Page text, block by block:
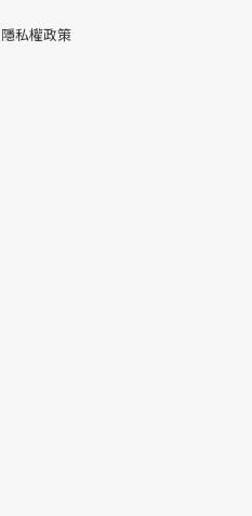
隱私權政策